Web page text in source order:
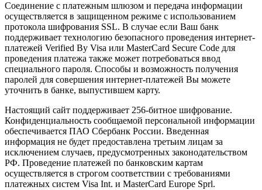
Соединение с платежным шлюзом и передача информации
осуществляется в защищенном режиме с использованием
протокола шифрования SSL. В случае если Ваш банк
поддерживает технологию безопасного проведения интернет-
платежей Verified By Visa или MasterCard Secure Code для
проведения платежа также может потребоваться ввод
специального пароля. Способы и возможность получения
паролей для совершения интернет-платежей Вы можете
уточнить в банке, выпустившем карту.
Настоящий сайт поддерживает 256-битное шифрование.
Конфиденциальность сообщаемой персональной информации
обеспечивается ПАО Сбербанк России. Введенная
информация не будет предоставлена третьим лицам за
исключением случаев, предусмотренных законодательством
РФ. Проведение платежей по банковским картам
осуществляется в строгом соответствии с требованиями
платежных систем Visa Int. и MasterCard Europe Sprl.